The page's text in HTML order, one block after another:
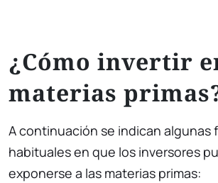
¿Cómo invertir
materias
A continuación se indican algunas
habituales en que los inversores
exponerse a las materias primas: